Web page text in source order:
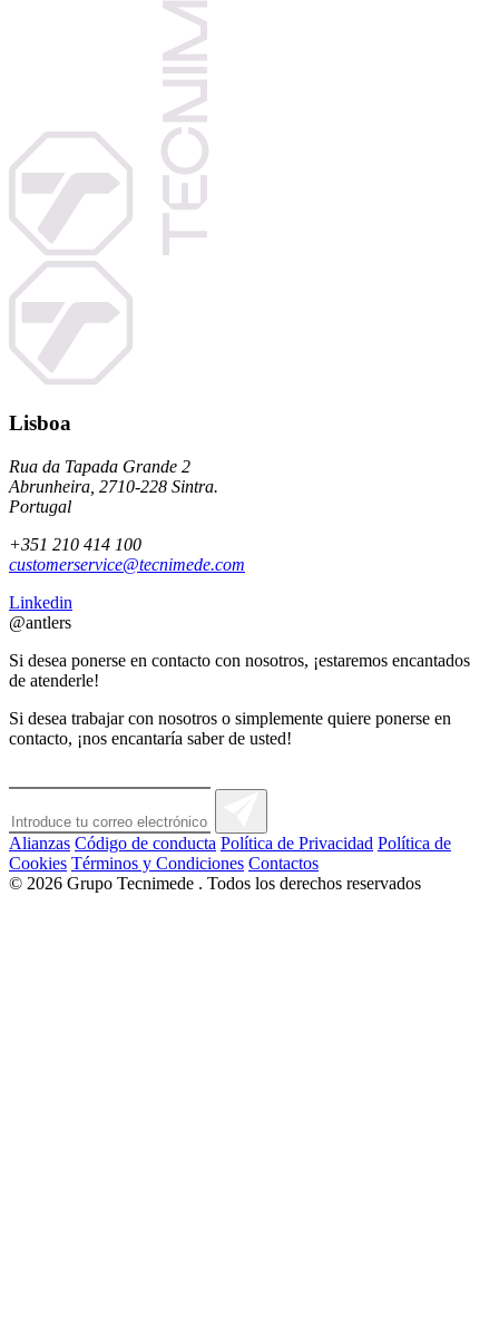
Lisboa
Rua da Tapada Grande 2
Abrunheira, 2710-228 Sintra.
Portugal
+351 210 414 100
customerservice@tecnimede.com
Linkedin
@antlers
Si desea ponerse en contacto con nosotros, ¡estaremos encantados
de atenderle!
Si desea trabajar con nosotros o simplemente quiere ponerse en
contacto, ¡nos encantaría saber de usted!
Alianzas Código de conducta Política de Privacidad Política de
Cookies Términos y Condiciones Contactos
© 2026 Grupo Tecnimede . Todos los derechos reservados